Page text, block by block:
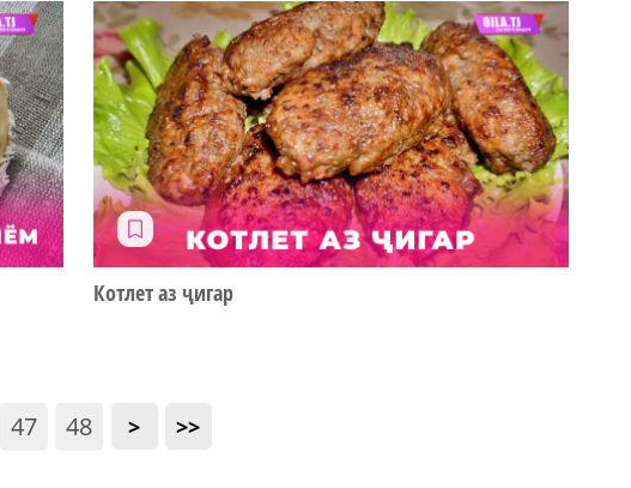
Котлет аз ҷигар
47 48 > >>